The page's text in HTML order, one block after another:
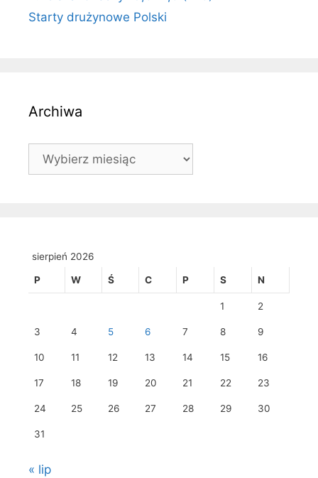
Starty drużynowe Polski
Archiwa
Archiwa
sierpień 2026
P W Ś C P S N
1 2
3 4 5 6 7 8 9
10 11 12 13 14 15 16
17 18 19 20 21 22 23
24 25 26 27 28 29 30
31
« lip